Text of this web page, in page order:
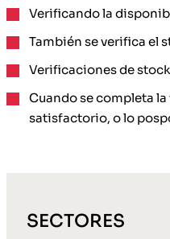
Verificando la
También se verifica el
Verificaciones de
Cuando se completa
satisfactorio, o lo
SECTORES